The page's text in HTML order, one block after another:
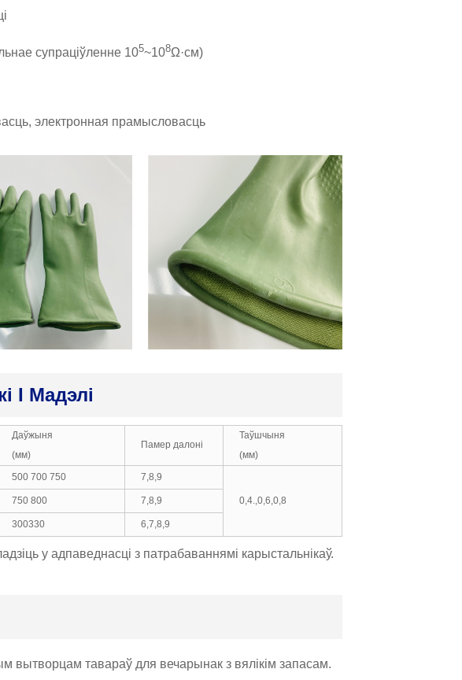
супраціўленне 105~108Ω·см)
электронная прамысловасць
І Мадэлі
Даўжыня
(мм)
Памер далоні
Таўшчыня
(мм)
500 700 750 7,8,9
0,4.,0,6,0,8
750 800 7,8,9
300330 6,7,8,9
у адпаведнасці з патрабаваннямі карыстальнікаў.
вытворцам тавараў для вечарынак з вялікім запасам.